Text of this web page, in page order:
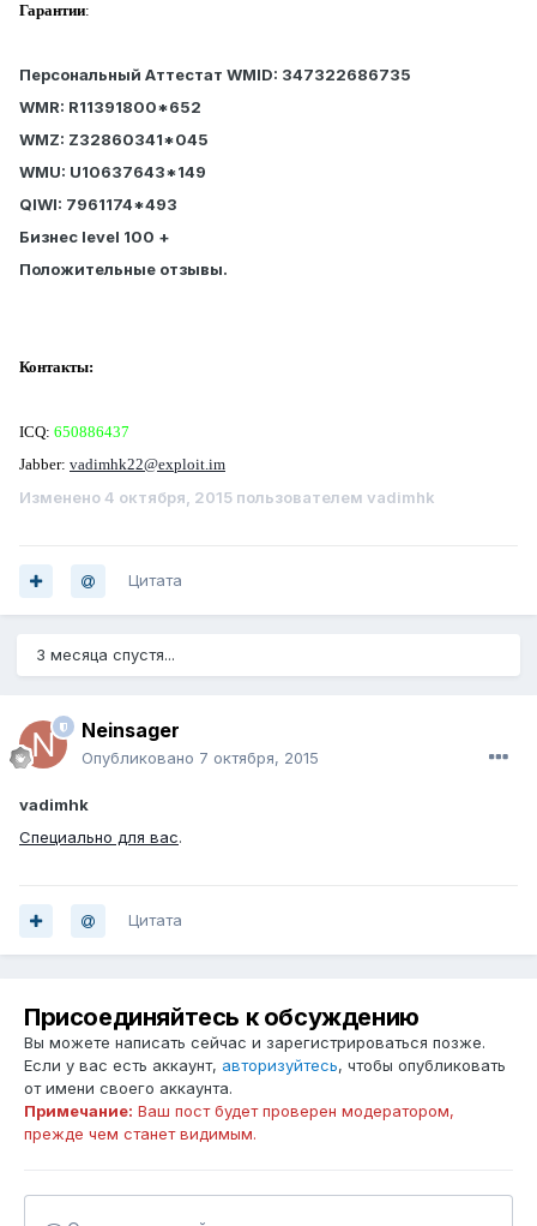
Гарантии:
Персональный Аттестат WMID: 347322686735
WMR: R11391800*652
WMZ: Z32860341*045
WMU: U10637643*149
QIWI: 7961174*493
Бизнес level 100 +
Положительные отзывы.
Контакты:
ICQ: 650886437
Jabber: vadimhk22@exploit.im
Изменено4 октября, 2015 пользователем vadimhk
Цитата
3 месяца спустя...
Neinsager
Опубликовано 7 октября, 2015
vadimhk
Специально для вас.
Цитата
Присоединяйтесь к обсуждению
Вы можете написать сейчас и зарегистрироваться позже.
Если у вас есть аккаунт, авторизуйтесь, чтобы опубликовать
от имени своего аккаунта.
Примечание: Ваш пост будет проверен модератором,
прежде чем станет видимым.